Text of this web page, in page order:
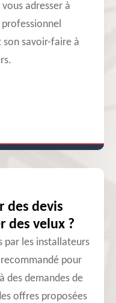
adresser à
savoir-faire à
des devis
des velux ?
par les installateurs
pour
des demandes de
offres proposées